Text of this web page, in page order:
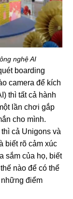
nghệ AI
boarding
camera để kích
thì tất cả hành
lần chơi gắp
cho mình.
cả Unigons và
biết rõ cảm xúc
sắm của họ, biết
nào để có thể
điểm